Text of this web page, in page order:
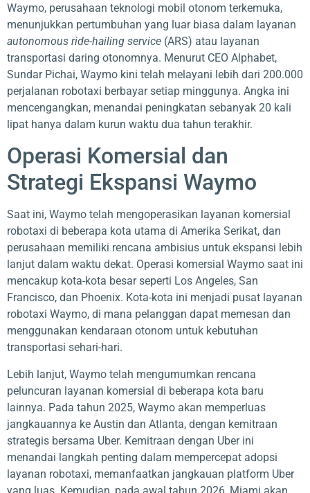
Waymo, perusahaan teknologi mobil otonom terkemuka,
menunjukkan pertumbuhan yang luar biasa dalam layanan
autonomous ride-hailing service (ARS) atau layanan
transportasi daring otonomnya. Menurut CEO Alphabet,
Sundar Pichai, Waymo kini telah melayani lebih dari 200.000
perjalanan robotaxi berbayar setiap minggunya. Angka ini
mencengangkan, menandai peningkatan sebanyak 20 kali
lipat hanya dalam kurun waktu dua tahun terakhir.
Operasi Komersial dan
Strategi Ekspansi Waymo
Saat ini, Waymo telah mengoperasikan layanan komersial
robotaxi di beberapa kota utama di Amerika Serikat, dan
perusahaan memiliki rencana ambisius untuk ekspansi lebih
lanjut dalam waktu dekat. Operasi komersial Waymo saat ini
mencakup kota-kota besar seperti Los Angeles, San
Francisco, dan Phoenix. Kota-kota ini menjadi pusat layanan
robotaxi Waymo, di mana pelanggan dapat memesan dan
menggunakan kendaraan otonom untuk kebutuhan
transportasi sehari-hari.
Lebih lanjut, Waymo telah mengumumkan rencana
peluncuran layanan komersial di beberapa kota baru
lainnya. Pada tahun 2025, Waymo akan memperluas
jangkauannya ke Austin dan Atlanta, dengan kemitraan
strategis bersama Uber. Kemitraan dengan Uber ini
menandai langkah penting dalam mempercepat adopsi
layanan robotaxi, memanfaatkan jangkauan platform Uber
yang luas. Kemudian, pada awal tahun 2026, Miami akan